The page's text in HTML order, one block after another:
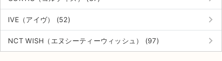
IVE（アイヴ） (52) keyboard_arrow_right
NCT WISH（エヌシーティーウィッシュ） (97) keyboard_arrow_right